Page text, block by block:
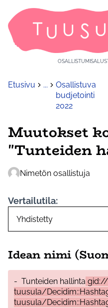
Etusivu ...
Osallistuva
budjetointi
2022
Muutokset
"Tunteiden
Nimetön osallistuja
Vertailutila:
Idean nimi
- Tunteiden hallinta
tuusula/
tuusula/